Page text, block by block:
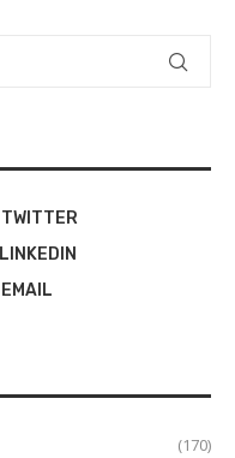
TWITTER
LINKEDIN
EMAIL
(170)